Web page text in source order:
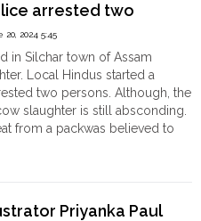
ডিভাইসে
গেলো
গোপনাঙ্গ;
আহত
তিন
হাজার"
arrested two
20, 2024 5:45
in Silchar town of Assam
Local Hindus started a
two persons. Although, the
slaughter is still absconding.
from a packwas believed to
Priyanka Paul